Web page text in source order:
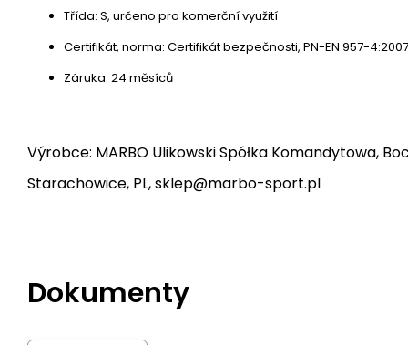
Třída: S, určeno pro komerční využití
Certifikát, norma: Certifikát bezpečnosti, PN-EN 957-4:2007
Záruka: 24 měsíců
Výrobce: MARBO Ulikowski Spółka Komandytowa,
Starachowice, PL, sklep@marbo-sport.pl
Dokumenty